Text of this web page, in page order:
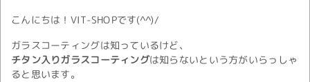
こんにちは！VIT-SHOPです(^^)/
ガラスコーティングは知っているけど、
チタン入りガラスコーティングは知らないという方がいらっしゃ
ると思います。